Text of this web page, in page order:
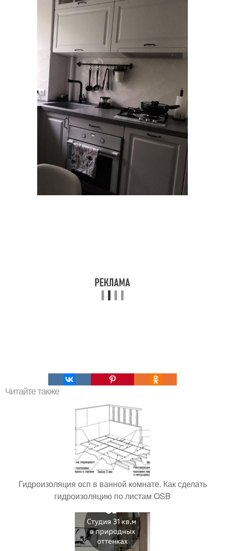
Читайте также
Гидроизоляция осп в ванной комнате. Как сделать
гидроизоляцию по листам OSB